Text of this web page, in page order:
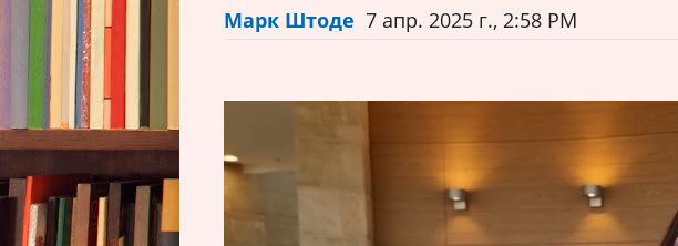
Марк Штоде 7 апр. 2025 г., 2:58 PM